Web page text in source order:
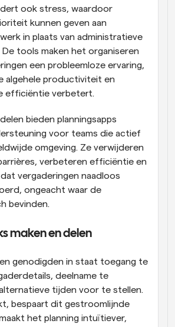
ook stress, waardoor
kunnen geven aan
in plaats van administratieve
tools maken het organiseren
een probleemloze ervaring,
algehele productiviteit en
efficiëntie verbetert.
bieden planningsapps
voor teams die actief
omgeving. Ze verwijderen
verbeteren efficiëntie en
vergaderingen naadloos
ongeacht waar de
bevinden.
maken en delen
genodigden in staat toegang te
deelname te
tijden voor te stellen.
bespaart dit gestroomlijnde
het planning intuïtiever,